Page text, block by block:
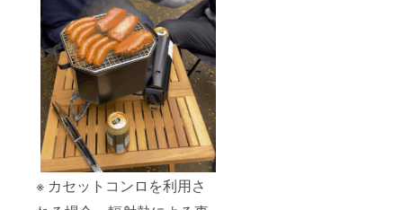
※ カセットコンロを利用さ